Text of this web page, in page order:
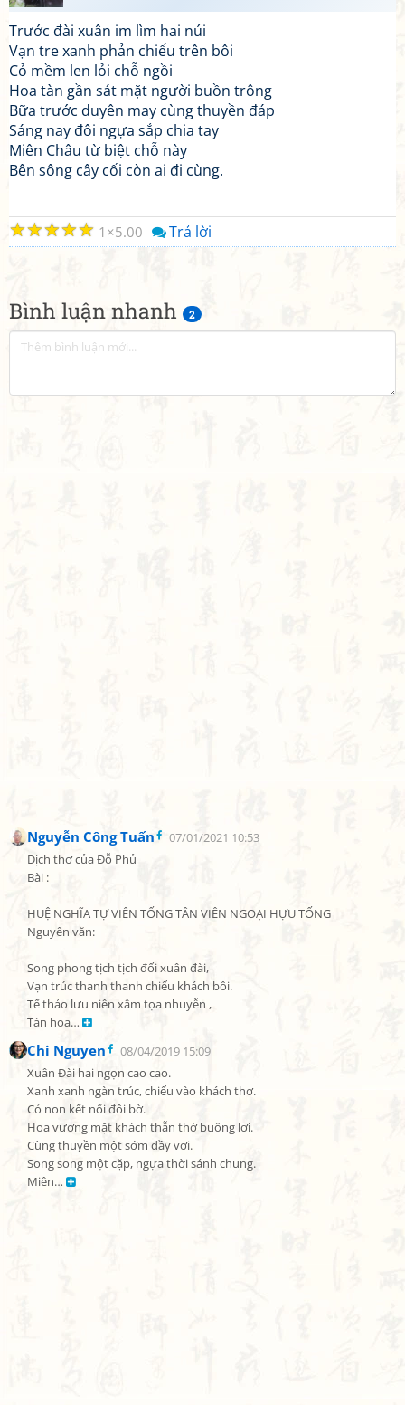
Bình luận nhanh 2
Nguyễn Công Tuấn
07/01/2021 10:53
Dịch thơ của Đỗ Phủ
Bài :
HUỆ NGHĨA TỰ VIÊN TỐNG TÂN VIÊN NGOẠI HỰU TỐNG
Nguyên văn:
Song phong tịch tịch đối xuân đài,
Vạn trúc thanh thanh chiếu khách bôi.
Tế thảo lưu niên xâm tọa nhuyễn ,
Tàn hoa…
Chi Nguyen
08/04/2019 15:09
Xuân Đài hai ngọn cao cao.
Xanh xanh ngàn trúc, chiếu vào khách thơ.
Cỏ non kết nối đôi bờ.
Hoa vương mặt khách thẫn thờ buông lơi.
Cùng thuyền một sớm đầy vơi.
Song song một cặp, ngựa thời sánh chung.
Miên…
Trước đài xuân im lìm hai núi
Vạn tre xanh phản chiếu trên bôi
Cỏ mềm len lỏi chỗ ngồi
Hoa tàn gần sát mặt người buồn trông
Bữa trước duyên may cùng thuyền đáp
Sáng nay đôi ngựa sắp chia tay
Miên Châu từ biệt chỗ này
Bên sông cây cối còn ai đi cùng.
☆
☆
☆
☆
☆ 1 5.00 Trả lời